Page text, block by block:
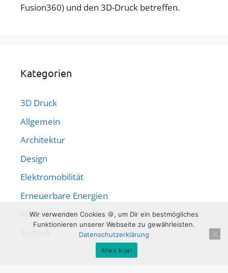
Fusion360) und den 3D-Druck betreffen.
Kategorien
3D Druck
Allgemein
Architektur
Design
Elektromobilität
Erneuerbare Energien
Maschinenbau
Wir verwenden Cookies 🍪, um Dir ein bestmögliches
Funktionieren unserer Webseite zu gewährleisten.
Datenschutzerklärung
Alles klar!